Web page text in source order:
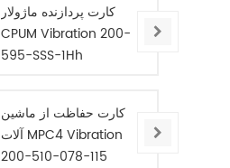
کارت پردازنده ماژولار
CPUM Vibration 200-
595-SSS-1Hh
کارت حفاظت از ماشین
آلات MPC4 Vibration
200-510-078-115